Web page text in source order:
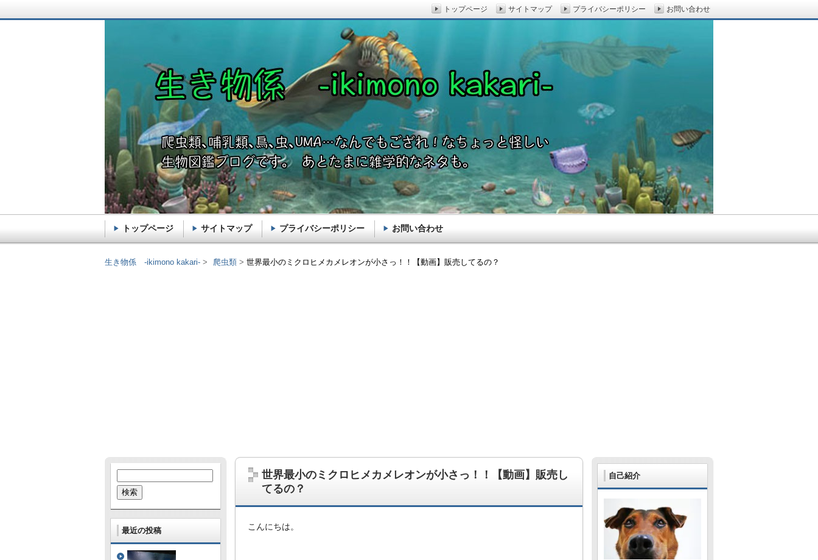
世界最小のミクロヒメカメレオンが小さっ！！【動画】販売し
てるの？
こんにちは。
索:
最近の投稿
自己紹介
生き物係 -ikimono kakari- 爬虫類 世界最小のミクロヒメカメレオンが小さっ！！【動画】販売してるの？
生き物係 -ikimono kakari-
トップページ サイトマップ プライバシーポリシー お問い合わせ
トップページ サイトマップ プライバシーポリシー お問い合わせ